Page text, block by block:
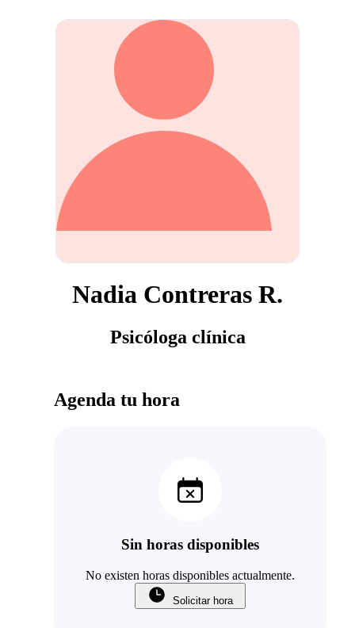
Nadia Contreras R.
Psicóloga clínica
Agenda tu hora
Sin horas disponibles
No existen horas disponibles actualmente.
Solicitar hora